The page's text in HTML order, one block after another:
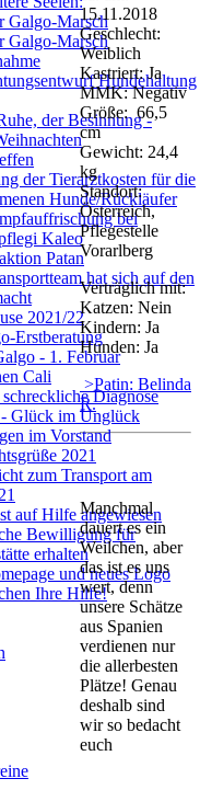
Galgo-Marsch
Galgo-Marsch
Hundehaltung
der Besinnung -
der Tierarztkosten für die
Hunde/Rückläufer
bei
Kaleo
Patan
hat sich auf den
2021/22
Erstberatung
- 1. Februar
Cali
Diagnose
Glück im Unglück
im Vorstand
2021
zum Transport am
auf Hilfe angewiesen
Bewilligung für
erhalten
und neues Logo
Ihre Hilfe!
15.11.2018
Geschlecht:
Weiblich
Kastriert: Ja
MMK: Negativ
Größe: 66,5
cm
Gewicht: 24,4
kg
Standort:
Österreich,
Pflegestelle
Vorarlberg
Verträglich mit:
Katzen: Nein
Kindern: Ja
Hunden: Ja
>Patin: Belinda
R.
Manchmal
dauert es ein
Weilchen, aber
das ist es uns
wert, denn
unsere Schätze
aus Spanien
verdienen nur
die allerbesten
Plätze! Genau
deshalb sind
wir so bedacht
euch